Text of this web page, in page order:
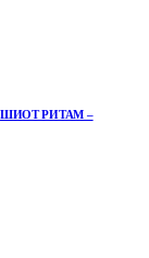
РИТАМ –